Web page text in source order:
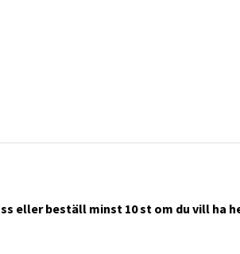
eller beställ minst 10 st om du vill ha